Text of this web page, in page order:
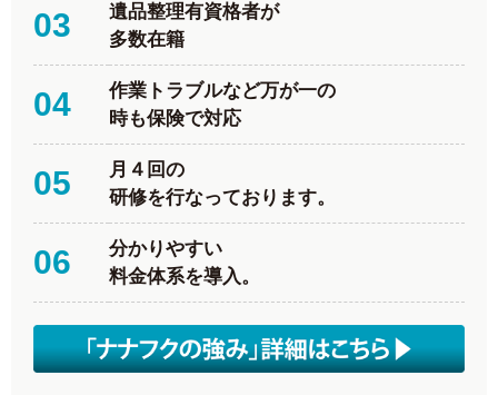
03
遺品整理有資格者が
多数在籍
04
作業トラブルなど万が一の
時も保険で対応
05
月４回の
研修を行なっております。
06
分かりやすい
料金体系を導入。